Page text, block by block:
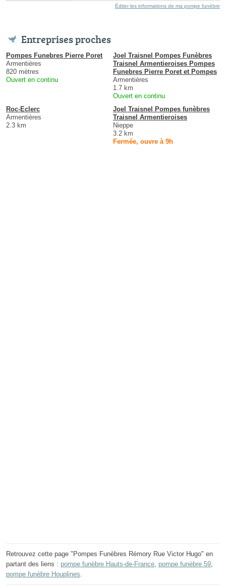
Éditer les informations de ma pompe funèbre
Entreprises proches
Pompes Funebres Pierre Poret
Armentières
820 mètres
Ouvert en continu
Joel Traisnel Pompes Funèbres
Traisnel Armentieroises Pompes
Funebres Pierre Poret et Pompes
Armentières
1.7 km
Ouvert en continu
Roc-Eclerc
Armentières
2.3 km
Joel Traisnel Pompes funèbres
Traisnel Armentieroises
Nieppe
3.2 km
Fermée, ouvre à 9h
Retrouvez cette page "Pompes Funèbres Rémory Rue Victor Hugo" en
partant des liens : pompe funèbre Hauts-de-France, pompe funèbre 59,
pompe funèbre Houplines.